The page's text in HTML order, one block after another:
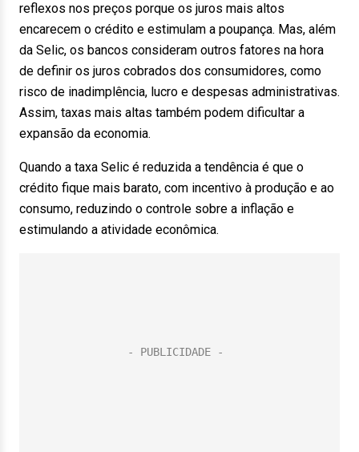
reflexos nos preços porque os juros mais altos
encarecem o crédito e estimulam a poupança. Mas, além
da Selic, os bancos consideram outros fatores na hora
de definir os juros cobrados dos consumidores, como
risco de inadimplência, lucro e despesas administrativas.
Assim, taxas mais altas também podem dificultar a
expansão da economia.
Quando a taxa Selic é reduzida a tendência é que o
crédito fique mais barato, com incentivo à produção e ao
consumo, reduzindo o controle sobre a inflação e
estimulando a atividade econômica.